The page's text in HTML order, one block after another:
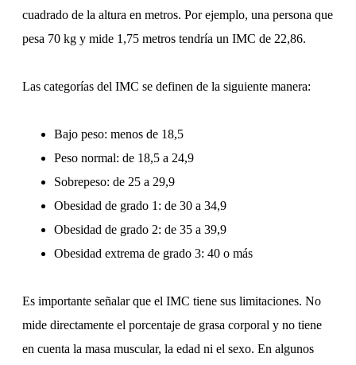
cuadrado de la altura en metros. Por ejemplo, una persona que
pesa 70 kg y mide 1,75 metros tendría un IMC de 22,86.
Las categorías del IMC se definen de la siguiente manera:
Bajo peso: menos de 18,5
Peso normal: de 18,5 a 24,9
Sobrepeso: de 25 a 29,9
Obesidad de grado 1: de 30 a 34,9
Obesidad de grado 2: de 35 a 39,9
Obesidad extrema de grado 3: 40 o más
Es importante señalar que el IMC tiene sus limitaciones. No
mide directamente el porcentaje de grasa corporal y no tiene
en cuenta la masa muscular, la edad ni el sexo. En algunos